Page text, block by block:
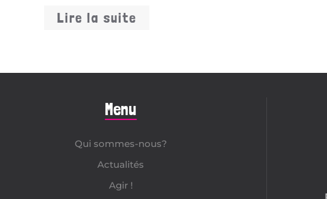
Lire la suite
Menu
Qui sommes-nous?
Actualités
Agir !